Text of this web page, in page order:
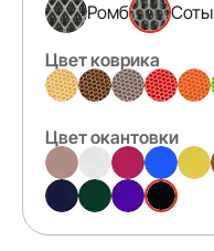
Ромб
Соты
Цвет коврика
Цвет окантовки